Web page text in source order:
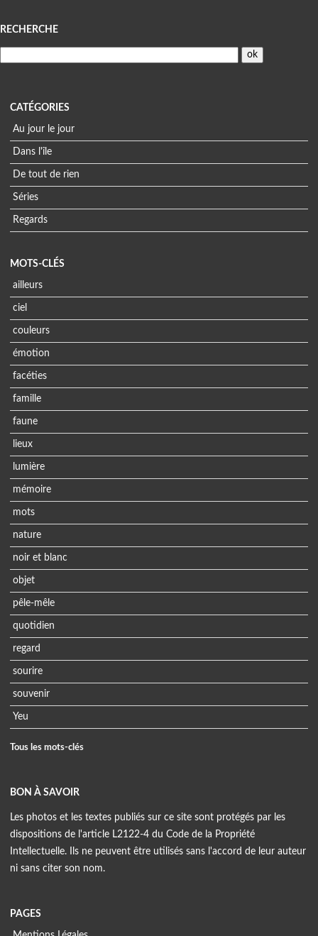
Menu
RECHERCHE
CATÉGORIES
Au jour le jour
Dans l'île
De tout de rien
Séries
Regards
MOTS-CLÉS
ailleurs
ciel
couleurs
émotion
facéties
famille
faune
lieux
lumière
mémoire
mots
nature
noir et blanc
objet
pêle-mêle
quotidien
regard
sourire
souvenir
Yeu
Tous les mots-clés
BON À SAVOIR
Les photos et les textes publiés sur ce site sont protégés par les
dispositions de l'article L2122-4 du Code de la Propriété
Intellectuelle. Ils ne peuvent être utilisés sans l'accord de leur auteur
ni sans citer son nom.
PAGES